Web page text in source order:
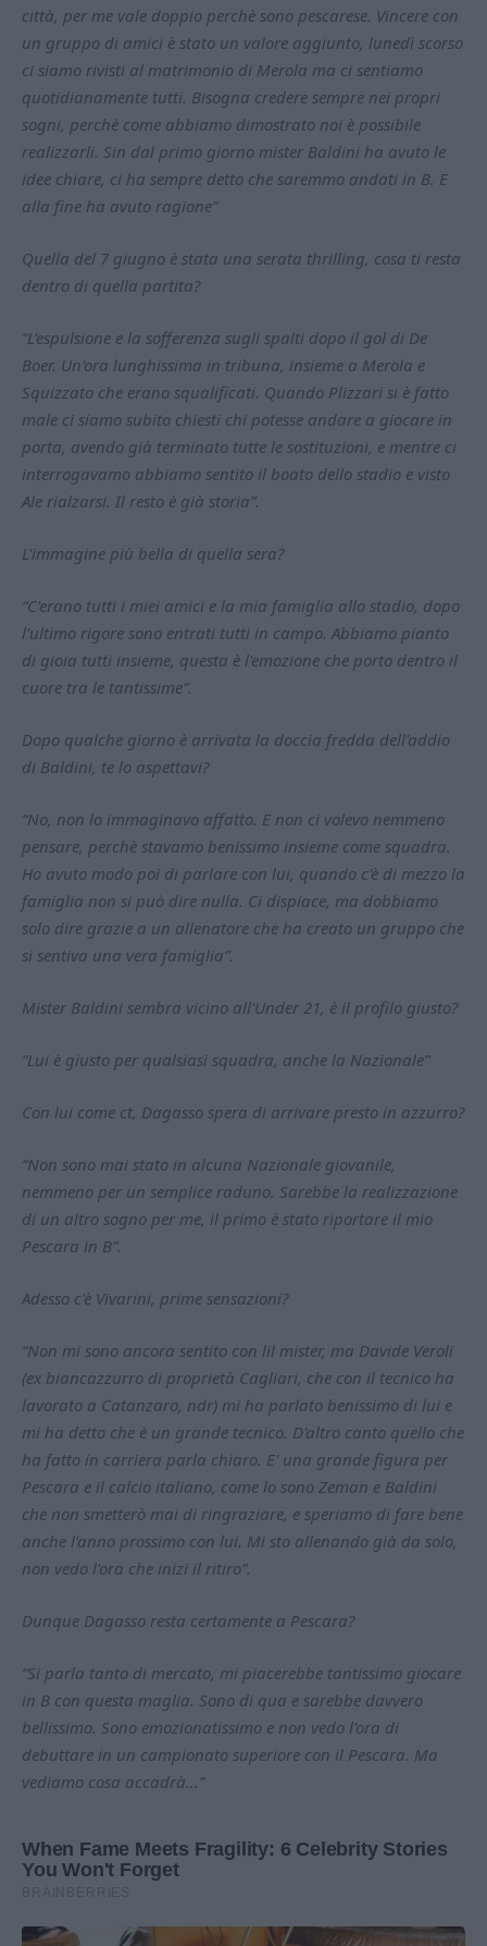
città, per me vale doppio perchè sono pescarese. Vincere con
un gruppo di amici è stato un valore aggiunto, lunedì scorso
ci siamo rivisti al matrimonio di Merola ma ci sentiamo
quotidianamente tutti. Bisogna credere sempre nei propri
sogni, perchè come abbiamo dimostrato noi è possibile
realizzarli. Sin dal primo giorno mister Baldini ha avuto le
idee chiare, ci ha sempre detto che saremmo andati in B. E
alla fine ha avuto ragione”
Quella del 7 giugno è stata una serata thrilling, cosa ti resta
dentro di quella partita?
“L'espulsione e la sofferenza sugli spalti dopo il gol di De
Boer. Un'ora lunghissima in tribuna, insieme a Merola e
Squizzato che erano squalificati. Quando Plizzari si è fatto
male ci siamo subito chiesti chi potesse andare a giocare in
porta, avendo già terminato tutte le sostituzioni, e mentre ci
interrogavamo abbiamo sentito il boato dello stadio e visto
Ale rialzarsi. Il resto è già storia”.
L'immagine più bella di quella sera?
“C'erano tutti i miei amici e la mia famiglia allo stadio, dopo
l'ultimo rigore sono entrati tutti in campo. Abbiamo pianto
di gioia tutti insieme, questa è l'emozione che porto dentro il
cuore tra le tantissime”.
Dopo qualche giorno è arrivata la doccia fredda dell'addio
di Baldini, te lo aspettavi?
“No, non lo immaginavo affatto. E non ci volevo nemmeno
pensare, perchè stavamo benissimo insieme come squadra.
Ho avuto modo poi di parlare con lui, quando c'è di mezzo la
famiglia non si può dire nulla. Ci dispiace, ma dobbiamo
solo dire grazie a un allenatore che ha creato un gruppo che
si sentiva una vera famiglia”.
Mister Baldini sembra vicino all'Under 21, è il profilo giusto?
“Lui è giusto per qualsiasi squadra, anche la Nazionale”
Con lui come ct, Dagasso spera di arrivare presto in azzurro?
“Non sono mai stato in alcuna Nazionale giovanile,
nemmeno per un semplice raduno. Sarebbe la realizzazione
di un altro sogno per me, il primo è stato riportare il mio
Pescara in B”.
Adesso c'è Vivarini, prime sensazioni?
“Non mi sono ancora sentito con lil mister, ma Davide Veroli
(ex biancazzurro di proprietà Cagliari, che con il tecnico ha
lavorato a Catanzaro, ndr) mi ha parlato benissimo di lui e
mi ha detto che è un grande tecnico. D'altro canto quello che
ha fatto in carriera parla chiaro. E' una grande figura per
Pescara e il calcio italiano, come lo sono Zeman e Baldini
che non smetterò mai di ringraziare, e speriamo di fare bene
anche l'anno prossimo con lui. Mi sto allenando già da solo,
non vedo l'ora che inizi il ritiro”.
Dunque Dagasso resta certamente a Pescara?
“Si parla tanto di mercato, mi piacerebbe tantissimo giocare
in B con questa maglia. Sono di qua e sarebbe davvero
bellissimo. Sono emozionatissimo e non vedo l'ora di
debuttare in un campionato superiore con il Pescara. Ma
vediamo cosa accadrà...”